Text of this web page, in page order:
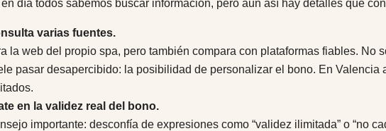
en día todos sabemos buscar información, pero aun así hay detalles que
varias fuentes.
la web del propio spa, pero también compara con plataformas fiables. No
pasar desapercibido: la posibilidad de personalizar el bono. En Valencia
en la validez real del bono.
importante: desconfía de expresiones como “validez ilimitada” o “no